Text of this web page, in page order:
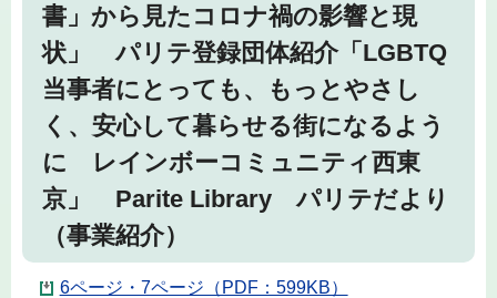
書」から見たコロナ禍の影響と現
状」 パリテ登録団体紹介「LGBTQ
当事者にとっても、もっとやさし
く、安心して暮らせる街になるよう
に レインボーコミュニティ西東
京」 Parite Library パリテだより
（事業紹介）
6ページ・7ページ（PDF：599KB）